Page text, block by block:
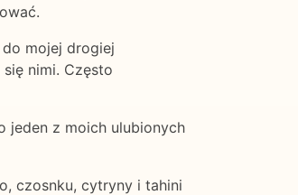
do mojej drogiej
nimi. Często
jeden z moich ulubionych
czosnku, cytryny i tahini